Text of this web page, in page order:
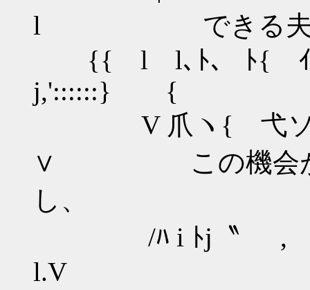
l できる夫さん
{{ l l､ﾄ、 ﾄ{ ｲ-
j,'::::::} {
V 爪ヽ{ 弋ソ |'
∨ この機会が二
し、
/ﾊ i ﾄj〝 , ,
l.V